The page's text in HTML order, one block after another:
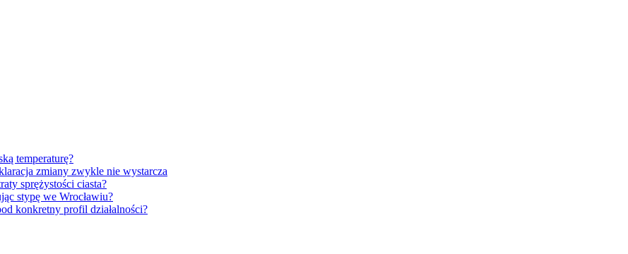
temperaturę?
zmiany zwykle nie wystarcza
sprężystości ciasta?
stypę we Wrocławiu?
konkretny profil działalności?